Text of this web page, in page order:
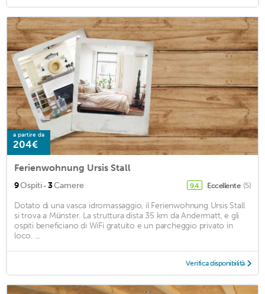
a partire da
204€
Ferienwohnung Ursis Stall
9Ospiti · 3Camere 9,4 Eccellente (5)
Dotato di una vasca idromassaggio, il Ferienwohnung Ursis Stall
si trova a Münster. La struttura dista 35 km da Andermatt, e gli
ospiti beneficiano di WiFi gratuito e un parcheggio privato in
loco. ...
Verifica disponibilità